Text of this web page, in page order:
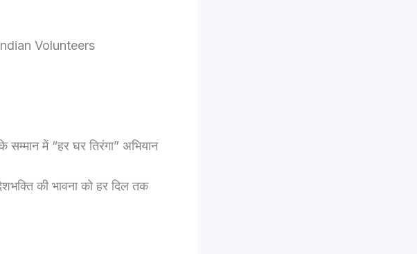
Volunteers
सम्मान में “हर घर तिरंगा” अभियान
की भावना को हर दिल तक